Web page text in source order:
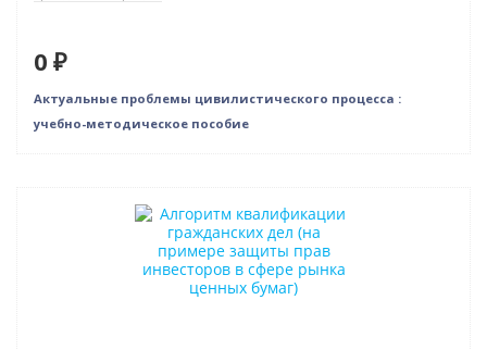
0 ₽
Актуальные проблемы цивилистического процесса :
учебно-методическое пособие